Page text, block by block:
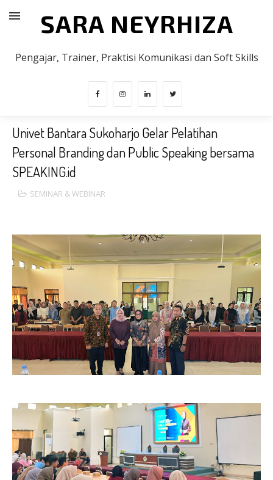
SARA NEYRHIZA
Pengajar, Trainer, Praktisi Komunikasi dan Soft Skills
Univet Bantara Sukoharjo Gelar Pelatihan
Personal Branding dan Public Speaking bersama
SPEAKING.id
SEMINAR & WEBINAR